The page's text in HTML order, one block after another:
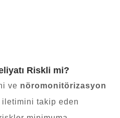
Riskli mi?
ve nöromonitörizasyon
iletimini takip eden